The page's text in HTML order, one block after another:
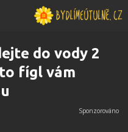
do vody 2
fígl vám